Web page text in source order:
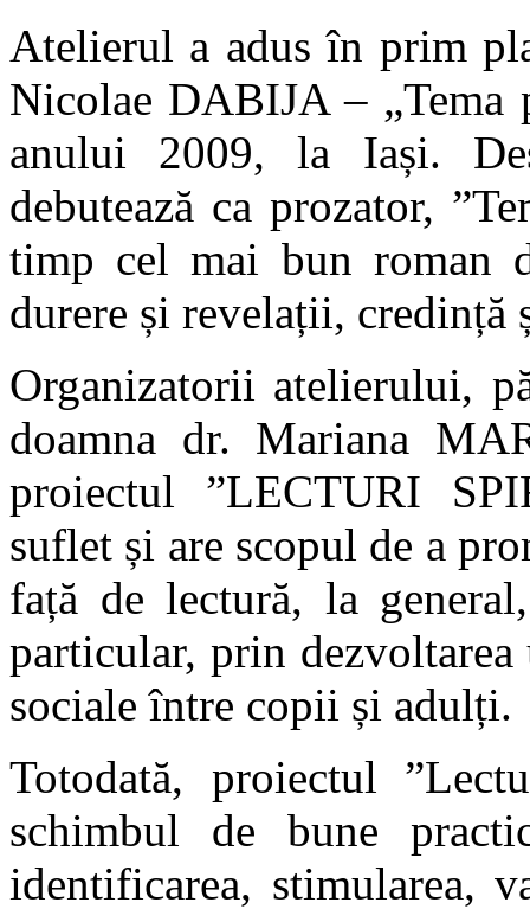
Atelierul a adus în prim
Nicolae DABIJA – „Tema
anului 2009, la Iași.
debutează ca prozator,
timp cel mai bun roman
durere și revelații, credință
Organizatorii atelierului,
doamna dr. Mariana
proiectul ”LECTURI
suflet și are scopul de a
față de lectură, la
particular, prin
sociale între copii și adulți.
Totodată, proiectul
schimbul de bune
identificarea, stimularea,